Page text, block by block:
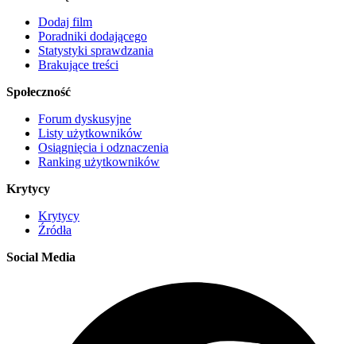
Dodaj film
Poradniki dodającego
Statystyki sprawdzania
Brakujące treści
Społeczność
Forum dyskusyjne
Listy użytkowników
Osiągnięcia i odznaczenia
Ranking użytkowników
Krytycy
Krytycy
Źródła
Social Media